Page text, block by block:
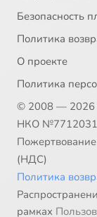
Безопасность
Политика
О проекте
Политика
© 2008 — 2026
НКО
(НДС)
Политика
рамках